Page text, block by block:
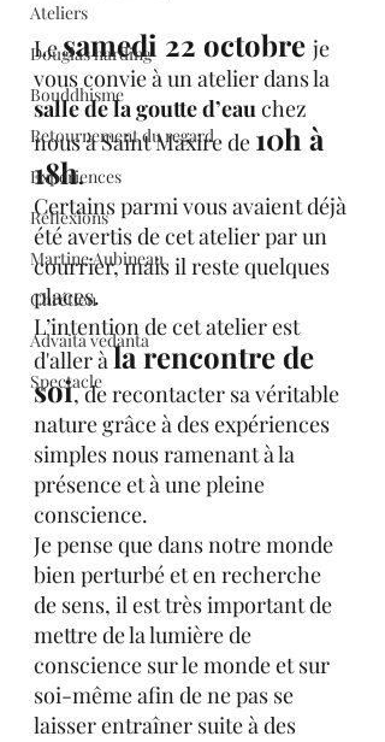
Ateliers
Douglas harding
Bouddhisme
Retournement du regard
Expériences
Réflexions
Martine Aubineau
Chrétien
Advaita vedanta
Spectacle
Le samedi 22 octobre je
vous convie à un atelier dans la
salle de la goutte d’eau chez
nous à Saint Maxire de 10h à
18h.
Certains parmi vous avaient déjà
été avertis de cet atelier par un
courrier, mais il reste quelques
places.
L’intention de cet atelier est
d'aller à la rencontre de
soi, de recontacter sa véritable
nature grâce à des expériences
simples nous ramenant à la
présence et à une pleine
conscience.
Je pense que dans notre monde
bien perturbé et en recherche
de sens, il est très important de
mettre de la lumière de
conscience sur le monde et sur
soi-même afin de ne pas se
laisser entraîner suite à des